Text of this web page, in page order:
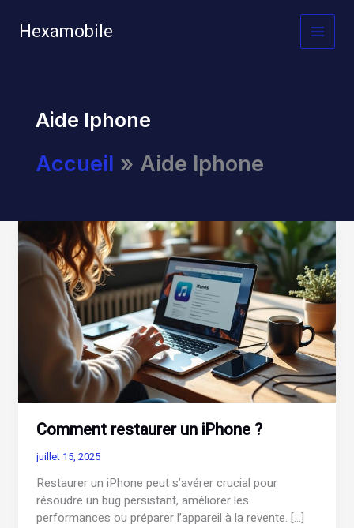
contenuHexamobile
Aide Iphone
Accueil Aide Iphone
Comment restaurer un iPhone ?
juillet 15, 2025
Restaurer un iPhone peut s’avérer crucial pour
résoudre un bug persistant, améliorer les
performances ou préparer l’appareil à la revente. […]